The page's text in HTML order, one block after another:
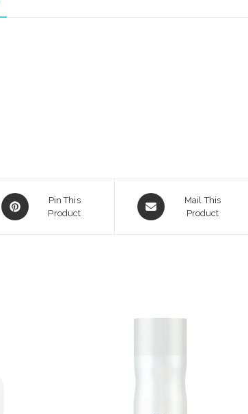
Opens
in
Pin This
Product
Opens
in
Mail This
Product